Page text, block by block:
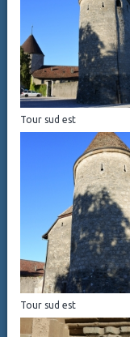
Tour sud est
Tour sud est